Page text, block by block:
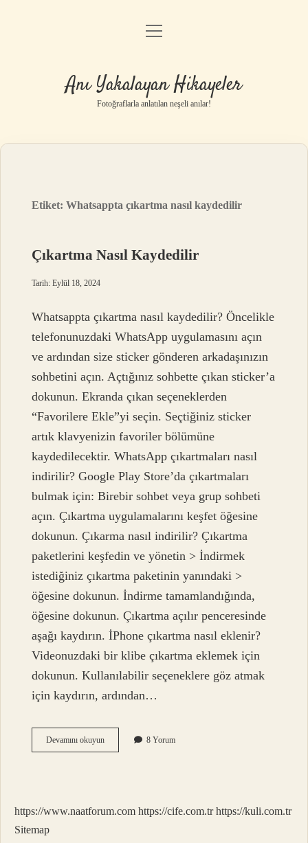
Anasayfa
Yasal Uyarı
menüyü
Anı Yakalayan Hikayeler
Fotoğraflarla anlatılan neşeli anılar!
Etiket:Whatsappta çıkartma nasıl kaydedilir
Çıkartma Nasıl Kaydedilir
Tarih: Eylül 18, 2024
Whatsappta çıkartma nasıl kaydedilir? Öncelikle
telefonunuzdaki WhatsApp uygulamasını açın
ve ardından size sticker gönderen arkadaşınızın
sohbetini açın. Açtığınız sohbette çıkan sticker’a
dokunun. Ekranda çıkan seçeneklerden
“Favorilere Ekle”yi seçin. Seçtiğiniz sticker
artık klavyenizin favoriler bölümüne
kaydedilecektir. WhatsApp çıkartmaları nasıl
indirilir? Google Play Store’da çıkartmaları
bulmak için: Birebir sohbet veya grup sohbeti
açın. Çıkartma uygulamalarını keşfet öğesine
dokunun. Çıkarma nasıl indirilir? Çıkartma
paketlerini keşfedin ve yönetin > İndirmek
istediğiniz çıkartma paketinin yanındaki >
öğesine dokunun. İndirme tamamlandığında,
öğesine dokunun. Çıkartma açılır penceresinde
aşağı kaydırın. İPhone çıkartma nasıl eklenir?
Videonuzdaki bir klibe çıkartma eklemek için
dokunun. Kullanılabilir seçeneklere göz atmak
için kaydırın, ardından…
Devamını okuyunÇıkartma
Nasıl
8 Yorum
https://www.naatforum.com https://cife.com.tr https://kuli.com.tr
Sitemap